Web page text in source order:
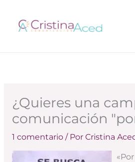
contenido
¿Quieres una
comunicación
1 comentario / Por Cristina